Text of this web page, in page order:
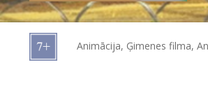
Dāvanu
kartes
Animācija, Ģimenes filma,